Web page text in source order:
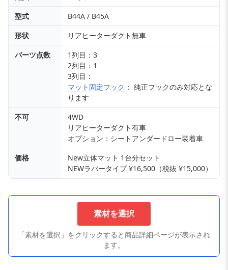
型式
B44A / B45A
形状
リアヒーターダクト無車
パーツ点数
1列目：3
2列目：1
3列目：
マット固定フック ： 純正フックのみ対応とな
ります
不可
4WD
リアヒーターダクト有車
オプション：シートアンダードロー装着車
価格
New立体マット 1台分セット
NEWラバータイプ ¥16,500（税抜 ¥15,000）
素材を選択
「素材を選択」をクリックすると商品詳細ページが表示され
ます。